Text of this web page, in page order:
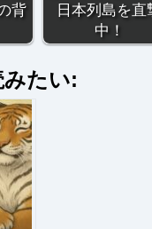
背
日本列島を直
中！
たい: